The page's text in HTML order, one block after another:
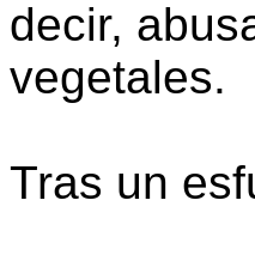
decir,
vegetales.
Tras un